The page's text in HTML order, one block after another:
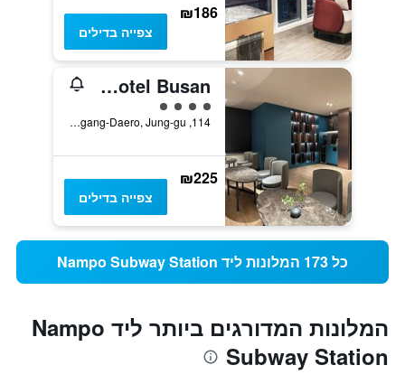
₪186
צפייה בדילים
Crown Harbor Hotel Busan
4 דירוג מחלקת נוסעים
114, Jungang-Daero, Jung-gu, פוסן, דרום קוריאה
₪225
צפייה בדילים
כל 173 המלונות ליד Nampo Subway Station
המלונות המדורגים ביותר ליד Nampo
Subway Station